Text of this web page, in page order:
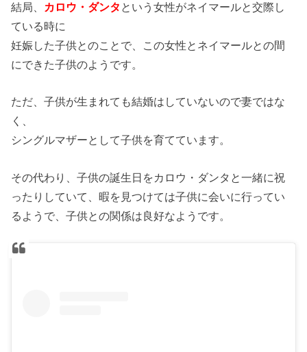
結局、 カロウ・ダンタ という女性がネイマールと交際し
ている時に
妊娠した子供とのことで、この女性とネイマールとの間
にできた子供のようです。
ただ、子供が生まれても結婚はしていないので妻ではな
く、
シングルマザーとして子供を育てています。
その代わり、子供の誕生日をカロウ・ダンタと一緒に祝
ったりしていて、暇を見つけては子供に会いに行ってい
るようで、子供との関係は良好なようです。